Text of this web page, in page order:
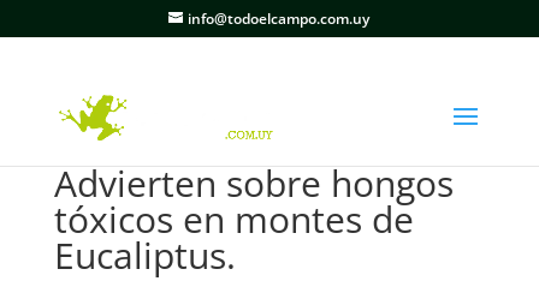
info@todoelcampo.com.uy
Advierten sobre hongos
tóxicos en montes de
Eucaliptus.